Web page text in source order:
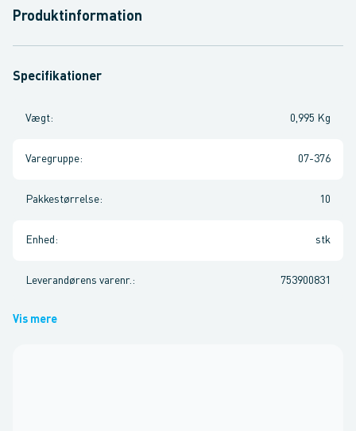
Produktinformation
Specifikationer
Vægt: 0,995 Kg
Varegruppe: 07-376
Pakkestørrelse: 10
Enhed : stk
Leverandørens varenr. : 753900831
Vis mere